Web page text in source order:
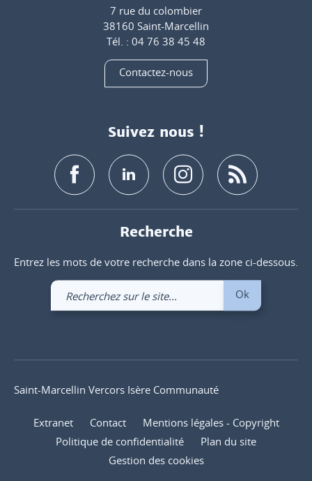
7 rue du colombier
38160 Saint-Marcellin
Tél. : 04 76 38 45 48
Contactez-nous
Suivez nous !
Recherche
Entrez les mots de votre recherche dans la zone ci-dessous.
Recherchez
sur
Ok
Saint-Marcellin Vercors Isère Communauté
Extranet Contact
Mentions légales - Copyright
Politique de confidentialité
Plan du site
Gestion des cookies